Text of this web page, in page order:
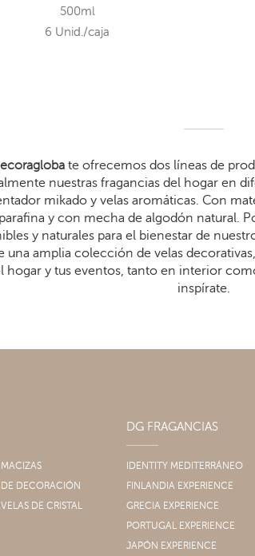
500ml
6 Unid./caja
te ofrecemos dos líneas de
nuestras fragancias del hogar en
mikado y velas aromáticas. Con
y con mecha de algodón natural.
y naturales para el bienestar de
una amplia colección de velas
hogar y tus eventos, tanto en interior
inspírate.
MACIZAS
DE DECORACIÓN
DE CRISTAL
DG FRAGANCIAS
IDENTITY MEDITERRÁNEO
FINLANDIA EXPERIENCE
GRECIA EXPERIENCE
PORTUGAL EXPERIENCE
JAPÓN EXPERIENCE